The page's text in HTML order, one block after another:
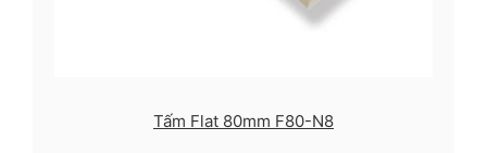
Tấm Flat 80mm F80-N8